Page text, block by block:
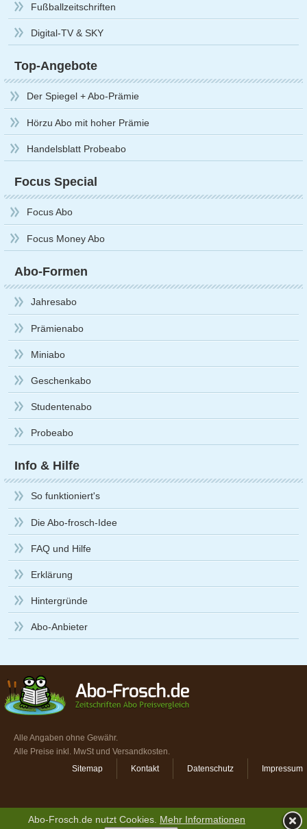
Fußballzeitschriften
Digital-TV & SKY
Top-Angebote
Der Spiegel + Abo-Prämie
Hörzu Abo mit hoher Prämie
Handelsblatt Probeabo
Focus Special
Focus Abo
Focus Money Abo
Abo-Formen
Jahresabo
Prämienabo
Miniabo
Geschenkabo
Studentenabo
Probeabo
Info & Hilfe
So funktioniert's
Die Abo-frosch-Idee
FAQ und Hilfe
Erklärung
Hintergründe
Abo-Anbieter
Alle Angaben ohne Gewähr.
Alle Preise inkl. MwSt und Versandkosten.
Sitemap
Kontakt Datenschutz Impressum
Abo-Frosch.de nutzt Cookies. Mehr Informationen